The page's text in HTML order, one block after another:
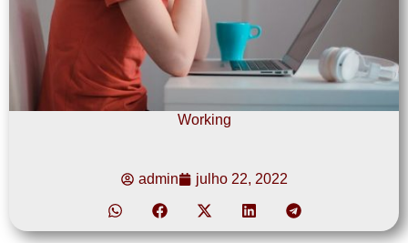
Working
admin julho 22, 2022